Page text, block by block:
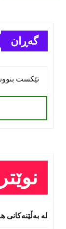
گەڕان
لە بەڵێنەکانی